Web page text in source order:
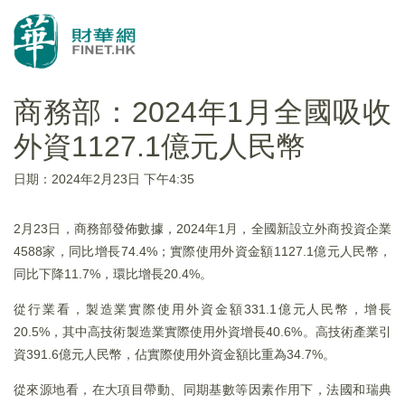
商務部：2024年1月全國吸收
外資1127.1億元人民幣
日期：2024年2月23日 下午4:35
2月23日，商務部發佈數據，2024年1月，全國新設立外商投資企業
4588家，同比增長74.4%；實際使用外資金額1127.1億元人民幣，
同比下降11.7%，環比增長20.4%。
從行業看，製造業實際使用外資金額331.1億元人民幣，增長
20.5%，其中高技術製造業實際使用外資增長40.6%。高技術產業引
資391.6億元人民幣，佔實際使用外資金額比重為34.7%。
從來源地看，在大項目帶動、同期基數等因素作用下，法國和瑞典